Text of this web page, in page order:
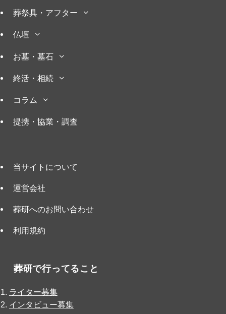
葬祭具・アフター
仏壇
お墓・墓石
終活・相続
コラム
提携・協業・調査
当サイトについて
運営会社
葬研へのお問い合わせ
利用規約
葬研で行ってること
ライター募集
インタビュー募集